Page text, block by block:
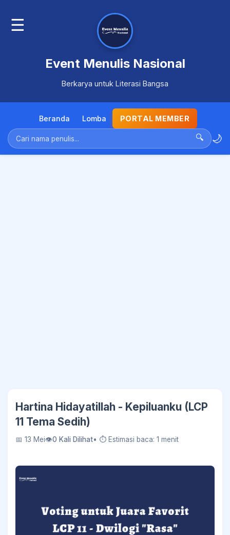
☰
Event Menulis Nasional
Berkarya untuk Literasi Bangsa
Beranda Lomba PORTAL MEMBER
🔍 🌙
Hartina Hidayatillah - Kepiluanku (LCP
11 Tema Sedih)
📅 13 Mei👁0 Kali Dilihat• ⏱ Estimasi baca: 1 menit